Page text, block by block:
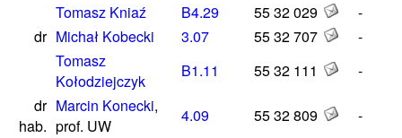
Tomasz Kniaź
B4.29 55 32 029
-
dr Michał Kobecki 3.07 55 32 707
-
Tomasz
Kołodziejczyk
B1.11 55 32 111
-
dr
hab.
Marcin Konecki,
prof. UW
4.09 55 32 809
-